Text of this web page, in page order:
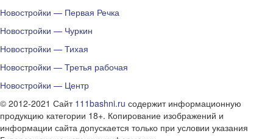
Новостройки — Первая Речка
Новостройки — Чуркин
Новостройки — Тихая
Новостройки — Третья рабочая
Новостройки — Центр
© 2012-2021 Сайт 111bashni.ru содержит информационную
продукцию категории 18+. Копирование изображений и
информации сайта допускается только при условии указания